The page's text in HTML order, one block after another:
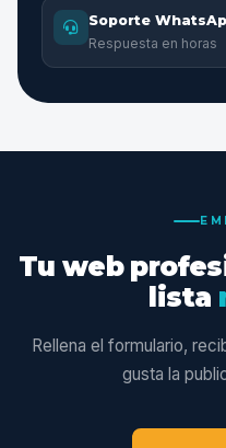
Soporte
Respuesta en horas
Tu web
lista
Rellena el formulario,
gusta la